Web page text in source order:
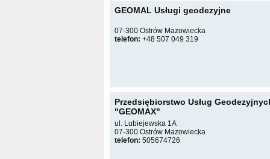
GEOMAL Usługi geodezyjne
07-300 Ostrów Mazowiecka
telefon: +48 507 049 319
Przedsiębiorstwo Usług
"GEOMAX"
ul. Lubiejewska 1A
07-300 Ostrów Mazowiecka
telefon: 505674726